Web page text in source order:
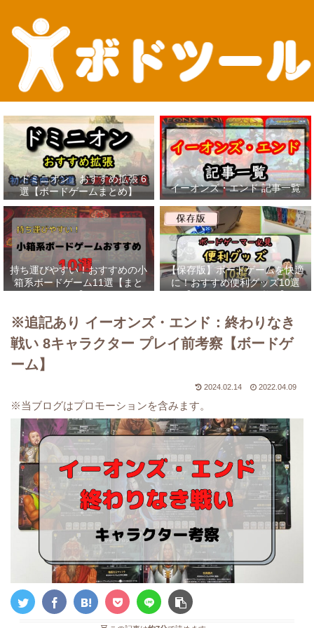
『ドミニオン』おすすめ拡張 6
選【ボードゲームまとめ】
イーオンズ・エンド 記事一覧
持ち運びやすい！おすすめの小
箱系ボードゲーム11選【まと
め】
【保存版】ボードゲームを快適
に！おすすめ便利グッズ10選
【ボードゲーマー必見】
※追記あり イーオンズ・エンド：終わりなき
戦い 8キャラクター プレイ前考察【ボードゲ
ーム】
2024.02.14 2022.04.09
※当ブログはプロモーションを含みます。